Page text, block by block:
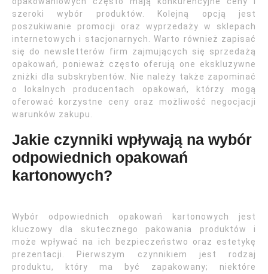
szeroki wybór produktów. Kolejną opcją jest
poszukiwanie promocji oraz wyprzedaży w sklepach
internetowych i stacjonarnych. Warto również zapisać
się do newsletterów firm zajmujących się sprzedażą
opakowań, ponieważ często oferują one ekskluzywne
zniżki dla subskrybentów. Nie należy także zapominać
o lokalnych producentach opakowań, którzy mogą
oferować korzystne ceny oraz możliwość negocjacji
warunków zakupu.
Jakie czynniki wpływają na wybór
odpowiednich opakowań
kartonowych?
Wybór odpowiednich opakowań kartonowych jest
kluczowy dla skutecznego pakowania produktów i
może wpływać na ich bezpieczeństwo oraz estetykę
prezentacji. Pierwszym czynnikiem jest rodzaj
produktu, który ma być zapakowany; niektóre